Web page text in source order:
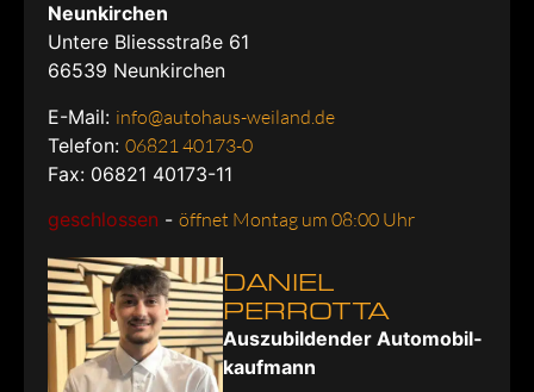
Neunkirchen
Untere Bliessstraße 61
66539 Neunkirchen
E-Mail: info@autohaus-weiland.de
Telefon: 06821 40173-0
Fax: 06821 40173-11
geschlossen - öffnet Montag um 08:00 Uhr
DANIEL
PERROTTA
Aus­zu­bil­den­der Au­to­mo­bil­
kauf­mann